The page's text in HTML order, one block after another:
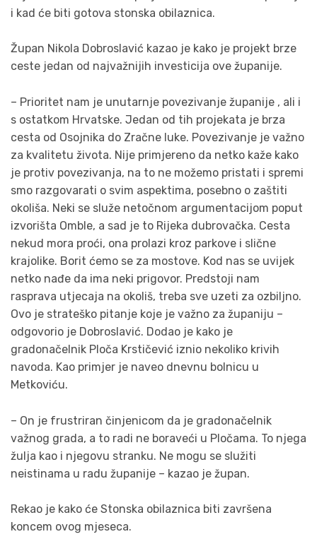
i kad će biti gotova stonska obilaznica.
Župan Nikola Dobroslavić kazao je kako je projekt brze
ceste jedan od najvažnijih investicija ove županije.
– Prioritet nam je unutarnje povezivanje županije , ali i
s ostatkom Hrvatske. Jedan od tih projekata je brza
cesta od Osojnika do Zračne luke. Povezivanje je važno
za kvalitetu života. Nije primjereno da netko kaže kako
je protiv povezivanja, na to ne možemo pristati i spremi
smo razgovarati o svim aspektima, posebno o zaštiti
okoliša. Neki se služe netočnom argumentacijom poput
izvorišta Omble, a sad je to Rijeka dubrovačka. Cesta
nekud mora proći, ona prolazi kroz parkove i slične
krajolike. Borit ćemo se za mostove. Kod nas se uvijek
netko nađe da ima neki prigovor. Predstoji nam
rasprava utjecaja na okoliš, treba sve uzeti za ozbiljno.
Ovo je strateško pitanje koje je važno za županiju –
odgovorio je Dobroslavić. Dodao je kako je
gradonačelnik Ploča Krstičević iznio nekoliko krivih
navoda. Kao primjer je naveo dnevnu bolnicu u
Metkoviću.
– On je frustriran činjenicom da je gradonačelnik
važnog grada, a to radi ne boraveći u Pločama. To njega
žulja kao i njegovu stranku. Ne mogu se služiti
neistinama u radu županije – kazao je župan.
Rekao je kako će Stonska obilaznica biti završena
koncem ovog mjeseca.